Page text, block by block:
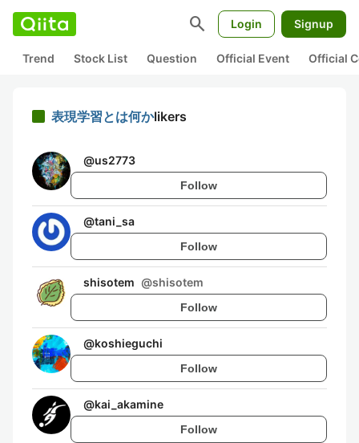
search Login Signup
Trend Stock List Question Official Event Official
表現学習とは何かlikers
@us2773
Follow
@tani_sa
Follow
shisotem @shisotem
Follow
@koshieguchi
Follow
@kai_akamine
Follow